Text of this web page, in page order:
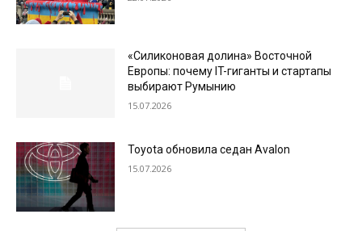
«Силиконовая долина» Восточной
Европы: почему IT-гиганты и стартапы
выбирают Румынию
15.07.2026
Toyota обновила седан Avalon
15.07.2026